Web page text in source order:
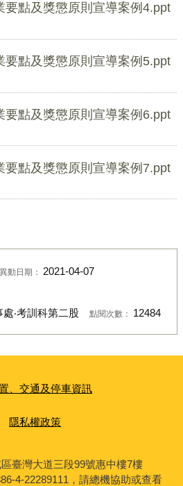
要點及獎懲原則宣導案例4.ppt
要點及獎懲原則宣導案例5.ppt
要點及獎懲原則宣導案例6.ppt
要點及獎懲原則宣導案例7.ppt
動日期： 2021-04-07
‧考訓科第二股 點閱次數： 12484
、交通及停車資訊
隱私權政策
臺灣大道三段99號惠中樓7樓
4-22289111，請總機協助或查看